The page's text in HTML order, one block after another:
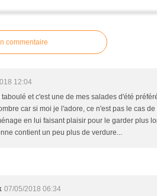
commentaire
12:04
et c'est une de mes salades d'été
car si moi je l'adore, ce n'est pas le cas
en lui faisant plaisir pour le garder plus
contient un peu plus de verdure...
07/05/2018 06:34